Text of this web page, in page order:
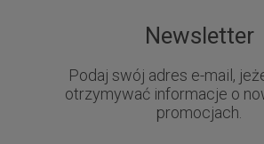
Newsletter
Podaj swój adres e-mail,
otrzymywać informacje o
promocjach.